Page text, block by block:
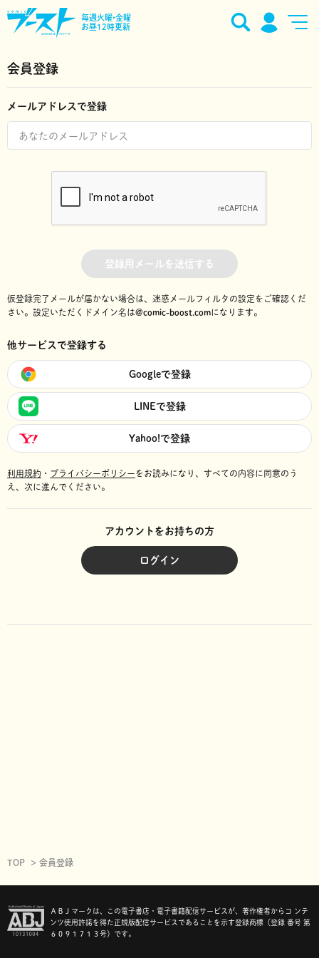
毎週火曜•金曜
お昼12時更新
会員登録
メールアドレスで登録
登録用メールを送信する
仮登録完了メールが届かない場合は、迷惑メールフィルタの設定をご確認くだ
さい。 設定いただくドメイン名は@comic-boost.comになります。
他サービスで登録する
Googleで登録
LINEで登録
Yahoo!で登録
利用規約 ・ プライバシーポリシーをお読みになり、 すべての内容に同意のう
え、次に進んでください。
アカウントをお持ちの方
ログイン
TOP 会員登録
ＡＢＪマークは、この電子書店・電子書籍配信サービスが、著作権者からコ ンテ
ンツ使用許諾を得た正規版配信サービスであることを示す登録商標（登録 番号 第
６０９１７１３号）です。